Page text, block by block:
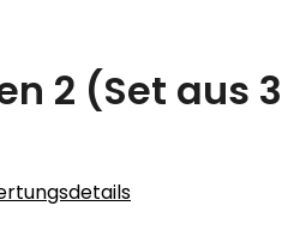
2 (Set aus 3